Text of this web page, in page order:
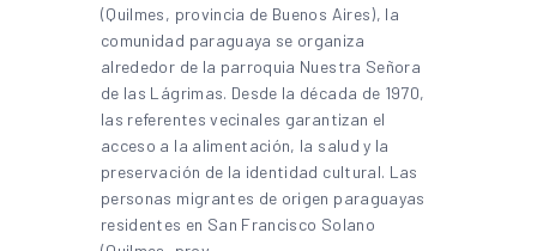
(Quilmes, provincia de Buenos Aires), la
comunidad paraguaya se organiza
alrededor de la parroquia Nuestra Señora
de las Lágrimas. Desde la década de 1970,
las referentes vecinales garantizan el
acceso a la alimentación, la salud y la
preservación de la identidad cultural. Las
personas migrantes de origen paraguayas
residentes en San Francisco Solano